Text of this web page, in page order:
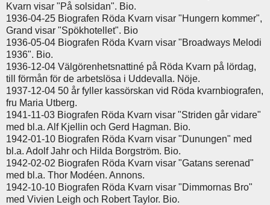
Kvarn visar "På solsidan". Bio.
1936-04-25 Biografen Röda Kvarn visar "Hungern kommer",
Grand visar "Spökhotellet". Bio
1936-05-04 Biografen Röda Kvarn visar "Broadways Melodi
1936". Bio.
1936-12-04 Välgörenhetsnattiné på Röda Kvarn på lördag,
till förmån för de arbetslösa i Uddevalla. Nöje.
1937-12-04 50 år fyller kassörskan vid Röda kvarnbiografen,
fru Maria Utberg.
1941-11-03 Biografen Röda Kvarn visar "Striden går vidare"
med bl.a. Alf Kjellin och Gerd Hagman. Bio.
1942-01-10 Biografen Röda Kvarn visar "Dunungen" med
bl.a. Adolf Jahr och Hilda Borgström. Bio.
1942-02-02 Biografen Röda Kvarn visar "Gatans serenad"
med bl.a. Thor Modéen. Annons.
1942-10-10 Biografen Röda Kvarn visar "Dimmornas Bro"
med Vivien Leigh och Robert Taylor. Bio.